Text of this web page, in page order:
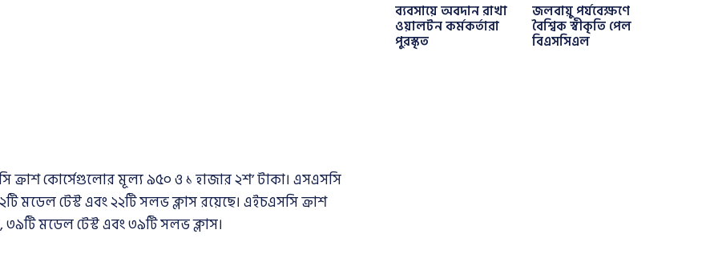
ক্রাশ কোর্সেগুলোর মূল্য ৯৫০ ও ১ হাজার ২শ’ টাকা। এসএসসি
মডেল টেস্ট এবং ২২টি সলভ ক্লাস রয়েছে। এইচএসসি ক্রাশ
,৩৯টি মডেল টেস্ট এবং ৩৯টি সলভ ক্লাস।
ব্যবসায়ে অবদান রাখা
ওয়ালটন কর্মকর্তারা
পুরস্কৃত
জলবায়ু পর্যবেক্ষণে
বৈশ্বিক স্বীকৃতি পেল
বিএসসিএল